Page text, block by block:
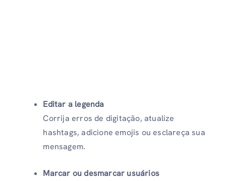
Editar a legenda
Corrija erros de digitação, atualize
hashtags, adicione emojis ou esclareça sua
mensagem.
Marcar ou desmarcar usuários